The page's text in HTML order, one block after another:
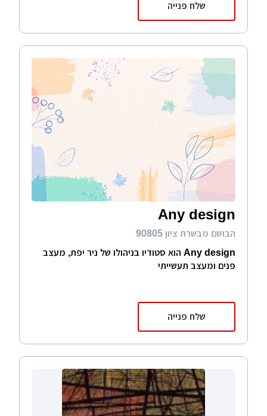
שלח פנייה
Any design
הבושם מבשרת ציון 90805
Any design הוא סטודיו בניהולו של ניר יפת, מעצב
פנים ומעצב תעשייתי
שלח פנייה